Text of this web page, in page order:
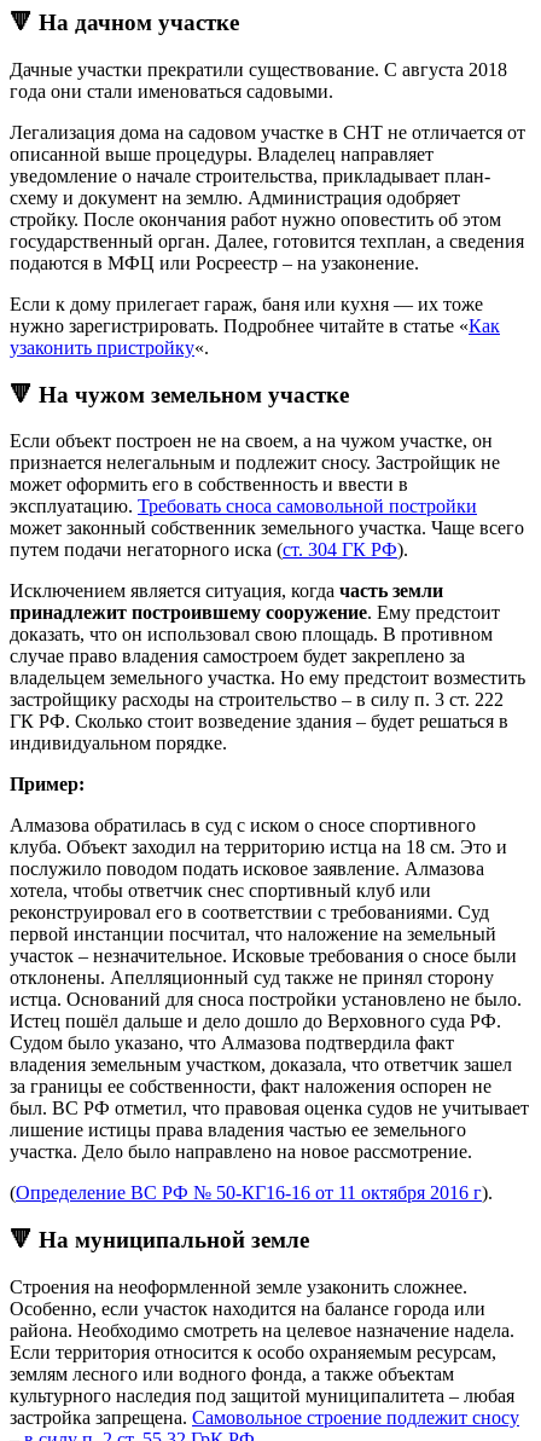
🔻 На дачном участке
Дачные участки прекратили существование. С августа 2018
года они стали именоваться садовыми.
Легализация дома на садовом участке в СНТ не отличается от
описанной выше процедуры. Владелец направляет
уведомление о начале строительства, прикладывает план-
схему и документ на землю. Администрация одобряет
стройку. После окончания работ нужно оповестить об этом
государственный орган. Далее, готовится техплан, а сведения
подаются в МФЦ или Росреестр – на узаконение.
Если к дому прилегает гараж, баня или кухня — их тоже
нужно зарегистрировать. Подробнее читайте в статье «Как
узаконить пристройку«.
🔻 На чужом земельном участке
Если объект построен не на своем, а на чужом участке, он
признается нелегальным и подлежит сносу. Застройщик не
может оформить его в собственность и ввести в
эксплуатацию. Требовать сноса самовольной постройки
может законный собственник земельного участка. Чаще всего
путем подачи негаторного иска (ст. 304 ГК РФ).
Исключением является ситуация, когда часть земли
принадлежит построившему сооружение. Ему предстоит
доказать, что он использовал свою площадь. В противном
случае право владения самостроем будет закреплено за
владельцем земельного участка. Но ему предстоит возместить
застройщику расходы на строительство – в силу п. 3 ст. 222
ГК РФ. Сколько стоит возведение здания – будет решаться в
индивидуальном порядке.
Пример:
Алмазова обратилась в суд с иском о сносе спортивного
клуба. Объект заходил на территорию истца на 18 см. Это и
послужило поводом подать исковое заявление. Алмазова
хотела, чтобы ответчик снес спортивный клуб или
реконструировал его в соответствии с требованиями. Суд
первой инстанции посчитал, что наложение на земельный
участок – незначительное. Исковые требования о сносе были
отклонены. Апелляционный суд также не принял сторону
истца. Оснований для сноса постройки установлено не было.
Истец пошёл дальше и дело дошло до Верховного суда РФ.
Судом было указано, что Алмазова подтвердила факт
владения земельным участком, доказала, что ответчик зашел
за границы ее собственности, факт наложения оспорен не
был. ВС РФ отметил, что правовая оценка судов не учитывает
лишение истицы права владения частью ее земельного
участка. Дело было направлено на новое рассмотрение.
(Определение ВС РФ № 50-КГ16-16 от 11 октября 2016 г).
🔻 На муниципальной земле
Строения на неоформленной земле узаконить сложнее.
Особенно, если участок находится на балансе города или
района. Необходимо смотреть на целевое назначение надела.
Если территория относится к особо охраняемым ресурсам,
землям лесного или водного фонда, а также объектам
культурного наследия под защитой муниципалитета – любая
застройка запрещена. Самовольное строение подлежит сносу